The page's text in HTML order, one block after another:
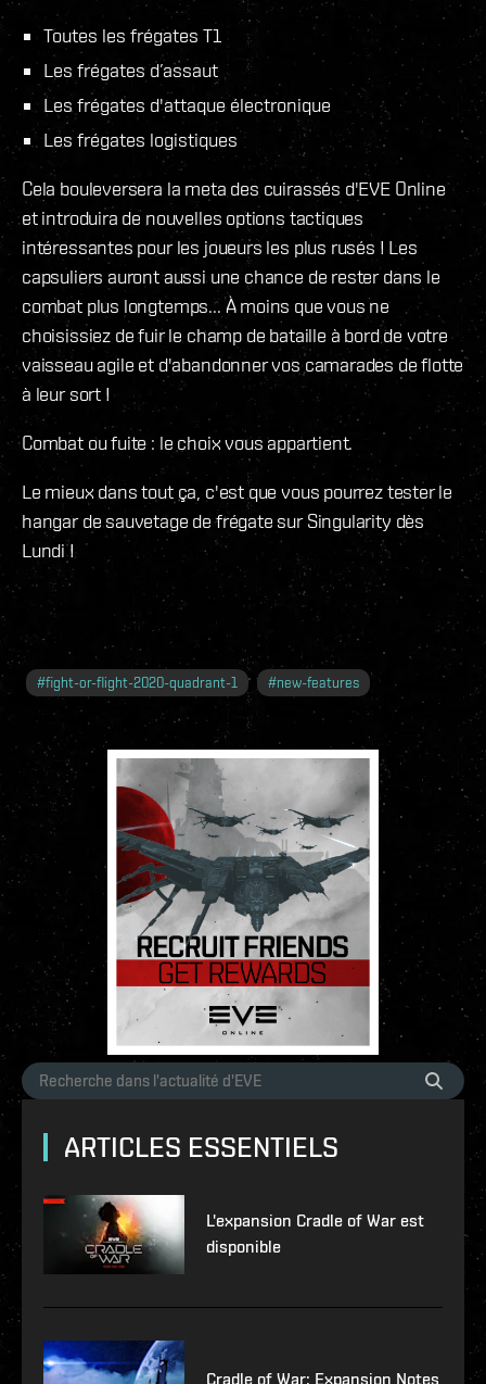
Toutes les frégates T1
Les frégates d’assaut
Les frégates d'attaque électronique
Les frégates logistiques
Cela bouleversera la meta des cuirassés d'EVE Online
et introduira de nouvelles options tactiques
intéressantes pour les joueurs les plus rusés ! Les
capsuliers auront aussi une chance de rester dans le
combat plus longtemps... À moins que vous ne
choisissiez de fuir le champ de bataille à bord de votre
vaisseau agile et d'abandonner vos camarades de flotte
à leur sort !
Combat ou fuite : le choix vous appartient.
Le mieux dans tout ça, c'est que vous pourrez tester le
hangar de sauvetage de frégate sur Singularity dès
Lundi !
#fight-or-flight-2020-quadrant-1 #new-features
ARTICLES ESSENTIELS
L'expansion Cradle of War est
disponible
Cradle of War: Expansion Notes